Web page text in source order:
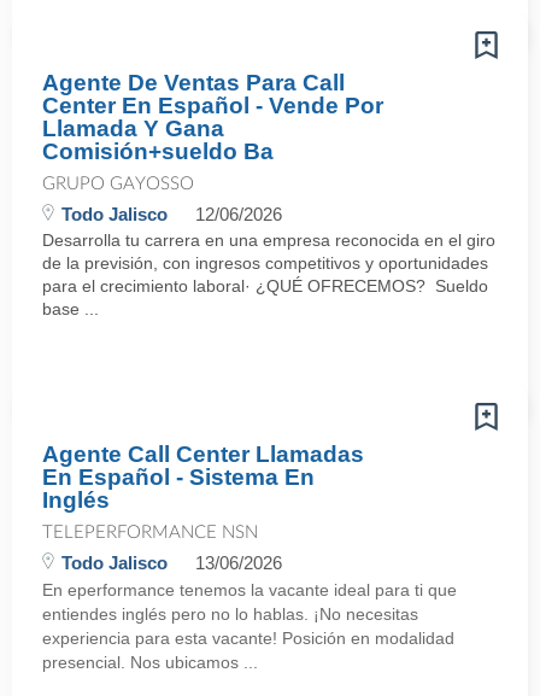
Agente De Ventas Para Call
Center En Español - Vende Por
Llamada Y Gana
Comisión+sueldo Ba
GRUPO GAYOSSO
Todo Jalisco 12/06/2026
Desarrolla tu carrera en una empresa reconocida en el giro
de la previsión, con ingresos competitivos y oportunidades
para el crecimiento laboral· ¿QUÉ OFRECEMOS? Sueldo
base ...
Agente Call Center Llamadas
En Español - Sistema En
Inglés
TELEPERFORMANCE NSN
Todo Jalisco 13/06/2026
En eperformance tenemos la vacante ideal para ti que
entiendes inglés pero no lo hablas. ¡No necesitas
experiencia para esta vacante! Posición en modalidad
presencial. Nos ubicamos ...